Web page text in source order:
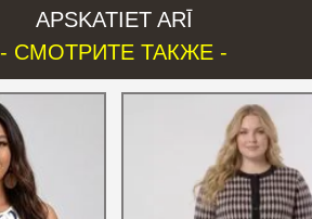
APSKATIET ARĪ
- СМОТРИТЕ ТАКЖЕ -